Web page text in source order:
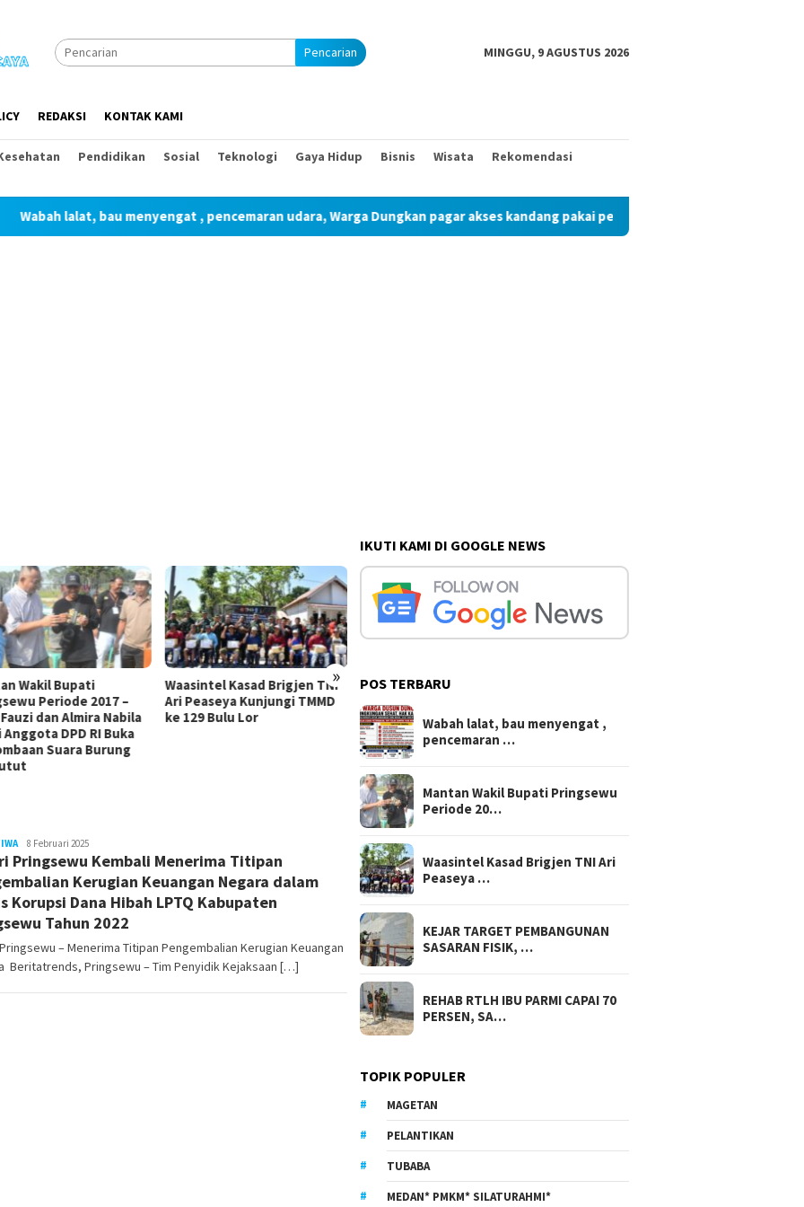
Pencarian MINGGU, 9 AGUSTUS 2026
REDAKSI KONTAK KAMI
Pendidikan Sosial Teknologi Gaya Hidup Bisnis Wisata
Rekomendasi
lalat, bau menyengat , pencemaran udara, Warga Dungkan pagar akses kandang pakai peraga adat
»
Waasintel Kasad Brigjen TNI
Ari Peaseya Kunjungi TMMD
ke 129 Bulu Lor
KEJAR TARGET
PEMBANGUNAN SASARAN
FISIK, SATGAS TMMD DAN
WARGA BULU LOR KEBUT
REHAB RTLH IBU PARMI CAPAI
DAN WARGA GUPIT KEBUT
PEMBANGUNAN
LilikAbdi
8 Februari 2025
Pringsewu Kembali Menerima Titipan
Kerugian Keuangan Negara dalam
Korupsi Dana Hibah LPTQ Kabupaten
Tahun 2022
– Menerima Titipan Pengembalian Kerugian Keuangan
Beritatrends, Pringsewu – Tim Penyidik Kejaksaan […]
IKUTI KAMI DI GOOGLE NEWS
POS TERBARU
Wabah lalat, bau menyengat ,
pencemaran …
Mantan Wakil Bupati Pringsewu
Periode 20…
Waasintel Kasad Brigjen TNI Ari
Peaseya …
KEJAR TARGET PEMBANGUNAN
SASARAN FISIK, …
REHAB RTLH IBU PARMI CAPAI 70
PERSEN, SA…
TOPIK POPULER
MAGETAN
PELANTIKAN
TUBABA
MEDAN* PMKM* SILATURAHMI*